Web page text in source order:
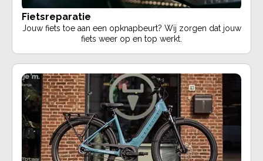
Fietsreparatie
Jouw fiets toe aan een opknapbeurt? Wij zorgen dat jouw
fiets weer op en top werkt.